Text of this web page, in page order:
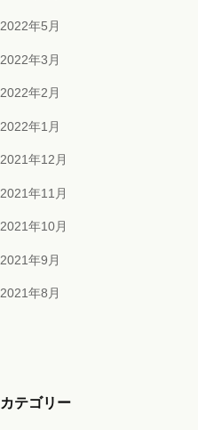
2022年5月
2022年3月
2022年2月
2022年1月
2021年12月
2021年11月
2021年10月
2021年9月
2021年8月
カテゴリー